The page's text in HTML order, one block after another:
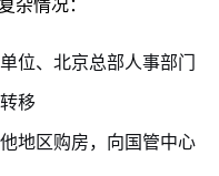
杂情况：
位、北京总部人事部门
移
地区购房，向国管中心